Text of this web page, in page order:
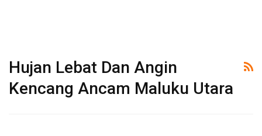
Hujan Lebat Dan Angin
Kencang Ancam Maluku Utara